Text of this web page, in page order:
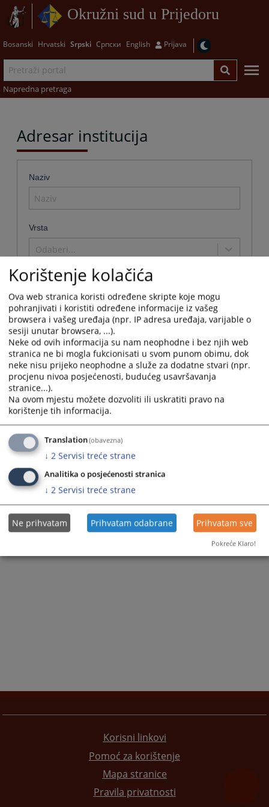
Okružni sud u Prijedoru
Bosanski Hrvatski Srpski Српски English Prijava
Napredna pretraga
Adresar institucija
Naziv
Vrsta
Odaberi...
Administrativna jedinica
Odaberi...
Naziv
Okružni sud u Prijedoru
Naziv institucije:
Okružni sud u Prijedoru
Adresa:
Ulica Nikole Pašića bb, 79101 Prijedor
Adresa elektronske pošte:
dusko.miloica@pravosudje.ba
Web stranica:
https://oksud-prijedor.pravosudje.ba
Predsjednik:
Duško Miloica
Potpredsjednik:
Nedeljka Eror
1 - 1 / 1
Korisni linkovi
Pomoć za korištenje
Mapa stranice
Pravila privatnosti
Korištenje kolačića
Ova web stranica koristi određene skripte koje mogu
pohranjivati i koristiti određene informacije iz vašeg
browsera i vašeg uređaja (npr. IP adresa uređaja, varijable o
sesiji unutar browsera, ...).
Neke od ovih informacija su nam neophodne i bez njih web
stranica ne bi mogla fukcionisati u svom punom obimu, dok
neke nisu prijeko neophodne a služe za dodatne stvari (npr.
procjenu nivoa posjećenosti, budućeg usavršavanja
stranice...).
Na ovom mjestu možete dozvoliti ili uskratiti pravo na
korištenje tih informacija.
Translation(obavezna)
↓ 2 Servisi treće strane
Analitika o posjećenosti stranica
↓ 2 Servisi treće strane
Ne prihvatam Prihvatam odabrane Prihvatam sve
Pokreće Klaro!